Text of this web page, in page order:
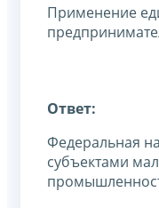
Применение
Ответ:
Федеральная
субъектами